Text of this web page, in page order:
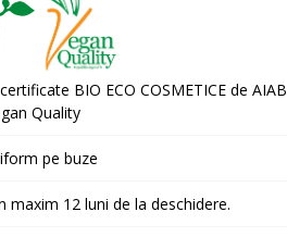
BIO ECO COSMETICE de AIAB
Quality
pe buze
maxim 12 luni de la deschidere.